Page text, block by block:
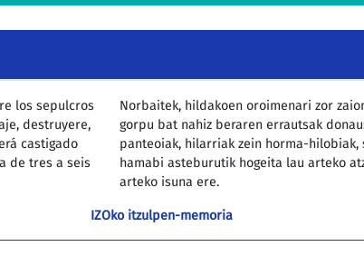
los sepulcros
destruyere,
castigado
de tres a seis
Norbaitek, hildakoen oroimenari zor
gorpu bat nahiz beraren errautsak
panteoiak, hilarriak zein horma-
hamabi asteburutik hogeita lau arteko
arteko isuna ere.
IZOko itzulpen-memoria